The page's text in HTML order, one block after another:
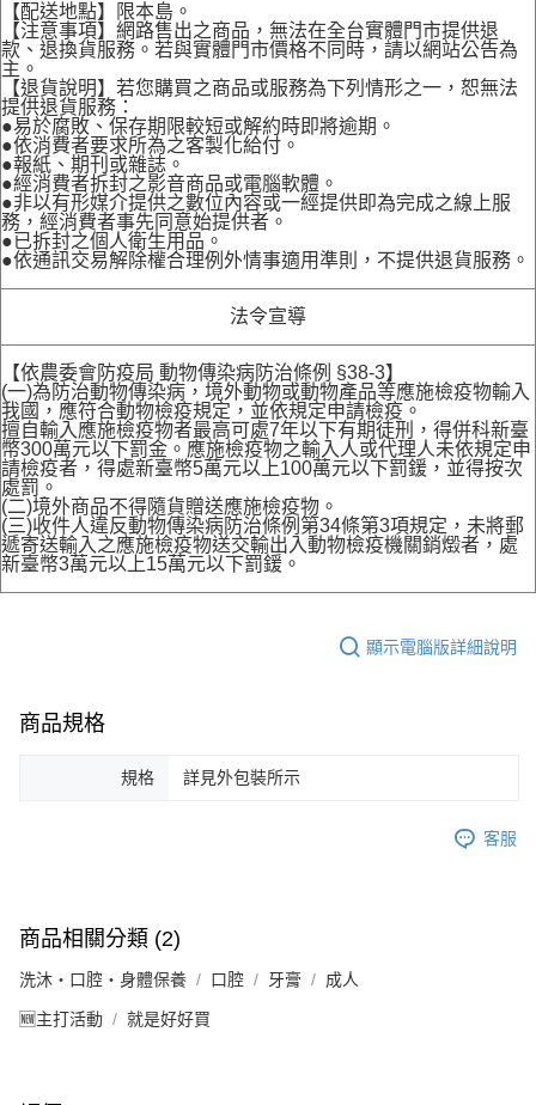
【配送地點】限本島。
【注意事項】網路售出之商品，無法在全台實體門市提供退
款、退換貨服務。若與實體門市價格不同時，請以網站公告為
主。
【退貨說明】若您購買之商品或服務為下列情形之一，恕無法
提供退貨服務：
●易於腐敗、保存期限較短或解約時即將逾期。
●依消費者要求所為之客製化給付。
●報紙、期刊或雜誌。
●經消費者拆封之影音商品或電腦軟體。
●非以有形媒介提供之數位內容或一經提供即為完成之線上服
務，經消費者事先同意始提供者。
●已拆封之個人衛生用品。
●依通訊交易解除權合理例外情事適用準則，不提供退貨服務。
法令宣導
【依農委會防疫局 動物傳染病防治條例 §38-3】
(一)為防治動物傳染病，境外動物或動物產品等應施檢疫物輸入
我國，應符合動物檢疫規定，並依規定申請檢疫。
擅自輸入應施檢疫物者最高可處7年以下有期徒刑，得併科新臺
幣300萬元以下罰金。應施檢疫物之輸入人或代理人未依規定申
請檢疫者，得處新臺幣5萬元以上100萬元以下罰鍰，並得按次
處罰。
(二)境外商品不得隨貨贈送應施檢疫物。
(三)收件人違反動物傳染病防治條例第34條第3項規定，未將郵
遞寄送輸入之應施檢疫物送交輸出入動物檢疫機關銷燬者，處
新臺幣3萬元以上15萬元以下罰鍰。
顯示電腦版詳細說明
商品規格
規格 詳見外包裝所示
客服
商品相關分類 (2)
洗沐・口腔・身體保養 口腔 牙膏 成人
🆕主打活動 就是好好買